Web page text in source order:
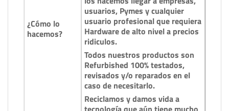
¿Cómo lo
hacemos?
usuarios, Pymes y cualquier
usuario profesional que requiera
Hardware de alto nivel a precios
ridiculos.
Todos nuestros productos son
Refurbished 100% testados,
revisados y/o reparados en el
caso de necesitarlo.
Reciclamos y damos vida a